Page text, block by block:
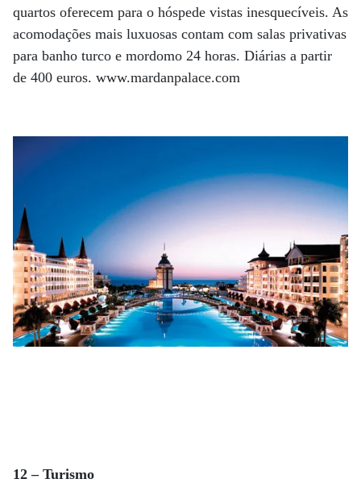
quartos oferecem para o hóspede vistas inesquecíveis. As
acomodações mais luxuosas contam com salas privativas
para banho turco e mordomo 24 horas. Diárias a partir
de 400 euros. www.mardanpalace.com
12 – Turismo